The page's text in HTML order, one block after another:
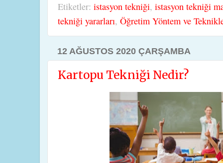
Etiketler: istasyon tekniği, istasyon tekniği
tekniği yararları, Öğretim Yöntem ve
12 AĞUSTOS 2020 ÇARŞAMBA
Kartopu Tekniği Nedir?